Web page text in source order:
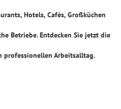
Hotels, Cafés, Großküchen
Betriebe. Entdecken Sie jetzt die
professionellen Arbeitsalltag.